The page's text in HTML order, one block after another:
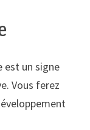
est un signe
Vous ferez